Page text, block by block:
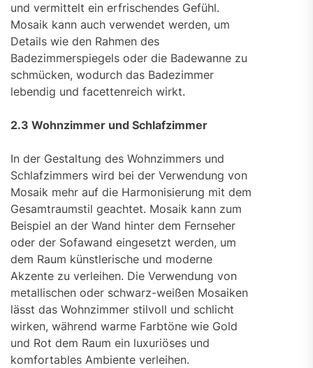
und vermittelt ein erfrischendes Gefühl.
Mosaik kann auch verwendet werden, um
Details wie den Rahmen des
Badezimmerspiegels oder die Badewanne zu
schmücken, wodurch das Badezimmer
lebendig und facettenreich wirkt.
2.3 Wohnzimmer und Schlafzimmer
In der Gestaltung des Wohnzimmers und
Schlafzimmers wird bei der Verwendung von
Mosaik mehr auf die Harmonisierung mit dem
Gesamtraumstil geachtet. Mosaik kann zum
Beispiel an der Wand hinter dem Fernseher
oder der Sofawand eingesetzt werden, um
dem Raum künstlerische und moderne
Akzente zu verleihen. Die Verwendung von
metallischen oder schwarz-weißen Mosaiken
lässt das Wohnzimmer stilvoll und schlicht
wirken, während warme Farbtöne wie Gold
und Rot dem Raum ein luxuriöses und
komfortables Ambiente verleihen.